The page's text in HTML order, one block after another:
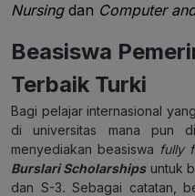
Nursing dan Computer
Beasiswa
Terbaik Turki
Bagi pelajar internasional
di universitas mana pun
menyediakan beasiswa fully
Burslari Scholarshipsuntuk
dan S-3. Sebagai catatan,